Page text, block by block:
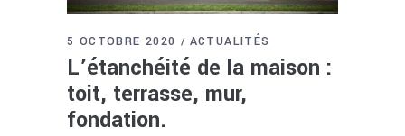
5 OCTOBRE 2020 ACTUALITÉS
L’étanchéité de la maison :
toit, terrasse, mur,
fondation.